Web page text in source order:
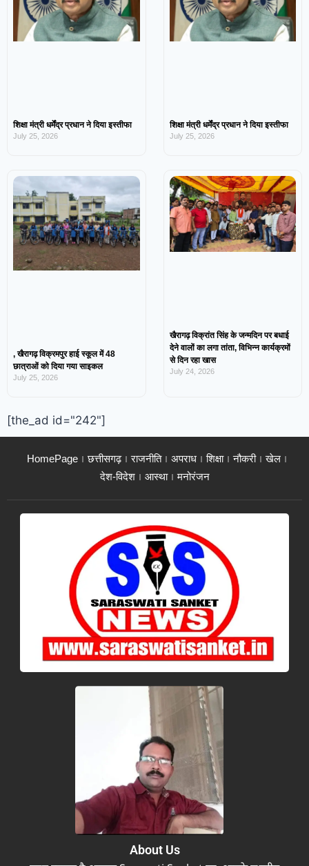
शिक्षा मंत्री धर्मेंद्र प्रधान ने दिया इस्तीफा
July 25, 2026
शिक्षा मंत्री धर्मेंद्र प्रधान ने दिया इस्तीफा
July 25, 2026
, खैरागढ़ विक्रमपुर हाई स्कूल में 48
छात्राओं को दिया गया साइकल
July 25, 2026
खैरागढ़ विक्रांत सिंह के जन्मदिन पर बधाई
देने वालों का लगा तांता, विभिन्न कार्यक्रमों
से दिन रहा खास
July 24, 2026
[the_ad id="242"]
HomePage छत्तीसगढ़ राजनीति अपराध शिक्षा नौकरी
खेल
देश-विदेश
आस्था मनोरंजन
About Us